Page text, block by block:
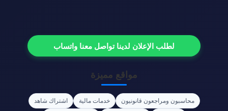
لطلب الإعلان لدينا تواصل معنا واتساب
مواقع مميزة
محاسبون ومراجعون قانونيون خدمات مالية
اشتراك شاهد